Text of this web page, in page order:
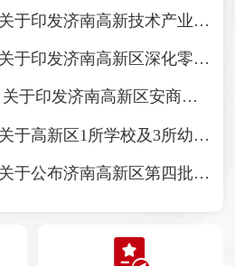
济南高新区管委会关于印发济南高新技术产业开发区噪声敏感建筑物集中区域划分方案（试行）的通知
济南高新区管委会关于印发济南高新区深化零基预算改革实施方案的通知
济南高新区管委会 关于印发济南高新区安商稳商服务工作机制的通知
济南高新区管委会关于高新区1所学校及3所幼儿园命名情况的批复
济南高新区管委会关于公布济南高新区第四批区级非物质文化遗产代表性项目名录及第四批区级非物质文化遗产项目代表性传承人名单的通知